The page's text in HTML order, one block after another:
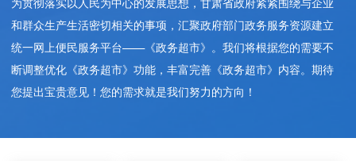
和群众生产生活密切相关的事项，汇聚政府部门政务服务资源建立
统一网上便民服务平台——《政务超市》。我们将根据您的需要不
断调整优化《政务超市》功能，丰富完善《政务超市》内容。期待
您提出宝贵意见！您的需求就是我们努力的方向！